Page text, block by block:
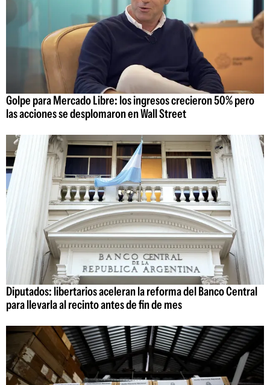
Golpe para Mercado Libre: los ingresos crecieron 50% pero
las acciones se desplomaron en Wall Street
Diputados: libertarios aceleran la reforma del Banco Central
para llevarla al recinto antes de fin de mes